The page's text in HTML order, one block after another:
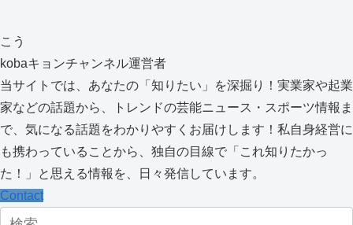
こう
kobaキョンチャンネル運営者
当サイトでは、あなたの「知りたい」を深掘り！実業家や起業
家などの話題から、トレンドの芸能ニュース・スポーツ情報ま
で、気になる話題をわかりやすくお届けします！私自身経営に
も携わっていることから、独自の目線で「これ知りたかっ
た！」と思える情報を、日々発信しています。
Contact